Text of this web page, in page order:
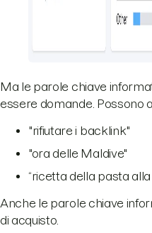
Ma le parole chiave
essere domande. Possono
"rifiutare i backlink"
"ora delle Maldive"
“ricetta della pasta
Anche le parole chiave
di acquisto.